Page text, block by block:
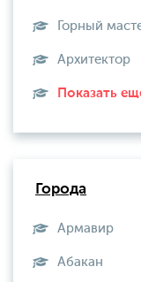
Горный
Архитектор
Показать
Города
Армавир
Абакан